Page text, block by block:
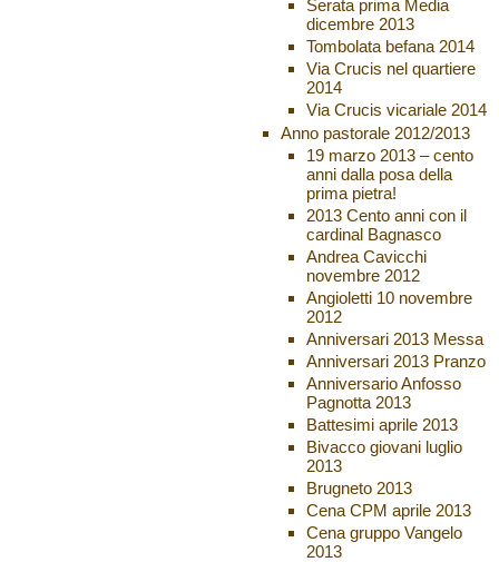
Serata prima Media
dicembre 2013
Tombolata befana 2014
Via Crucis nel quartiere
2014
Via Crucis vicariale 2014
Anno pastorale 2012/2013
19 marzo 2013 – cento
anni dalla posa della
prima pietra!
2013 Cento anni con il
cardinal Bagnasco
Andrea Cavicchi
novembre 2012
Angioletti 10 novembre
2012
Anniversari 2013 Messa
Anniversari 2013 Pranzo
Anniversario Anfosso
Pagnotta 2013
Battesimi aprile 2013
Bivacco giovani luglio
2013
Brugneto 2013
Cena CPM aprile 2013
Cena gruppo Vangelo
2013